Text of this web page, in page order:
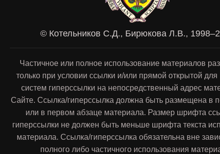
© Котельников С.Д., Бирюкова Л.В.,
Частичное или полное использование материалов
только при условии ссылки и/или прямой открытой
систем гиперссылки на непосредственный адрес
Сайте. Ссылка/гиперссылка должна быть размещена в
или в первом абзаце материала. Размер шрифта
гиперссылки не должен быть меньше шрифта текста
материала. Ссылка/гиперссылка обязательна вне
полного либо частичного использования